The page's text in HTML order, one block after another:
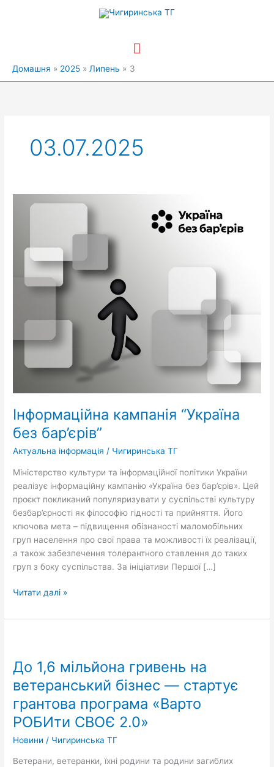
Головне
меню
Домашня 2025 Липень 3
03.07.2025
Інформаційна кампанія “Україна
без бар’єрів”
Актуальна інформація / Чигиринська ТГ
Міністерство культури та інформаційної політики України
реалізує інформаційну кампанію «Україна без бар’єрів». Цей
проєкт покликаний популяризувати у суспільстві культуру
безбар’єрності як філософію гідності та прийняття. Його
ключова мета – підвищення обізнаності маломобільних
груп населення про свої права та можливості їх реалізації,
а також забезпечення толерантного ставлення до таких
груп з боку суспільства. За ініціативи Першої […]
Читати далі »
До 1,6 мільйона гривень на
ветеранський бізнес — стартує
грантова програма «Варто
РОБИти СВОЄ 2.0»
Новини / Чигиринська ТГ
Ветерани, ветеранки, їхні родини та родини загиблих
мільйона
гривень
на
ветеранський
бізнес
стартує
грантова